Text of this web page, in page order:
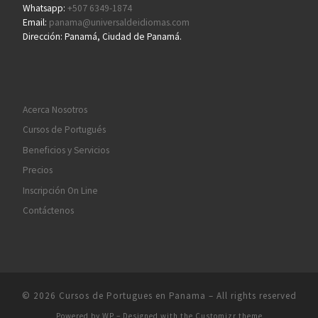
Whatsapp: +507 6349-1874
Email: panama@universaldeidiomas.com
Dirección: Panamá, Ciudad de Panamá.
Acerca Nosotros
Cursos de Portugués
Beneficios y Servicios
Precios
Inscripción On Line
Contáctenos
© 2026 Cursos de Portugues en Panama – All rights reserved